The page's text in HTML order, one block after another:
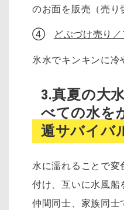
のお面を販売（売り
④ どぶづけ売り
氷水でキンキンに冷
3.真夏の大
べての水を
遁サバイバ
水に濡れることで変
付け、互いに水風船
仲間同士、家族同士